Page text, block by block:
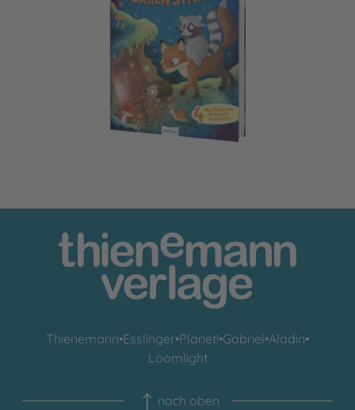
Gemeinsam sind wir bärenstark
Thienemann•Esslinger•Planet!•Gabriel•Aladin•
Loomlight
nach oben